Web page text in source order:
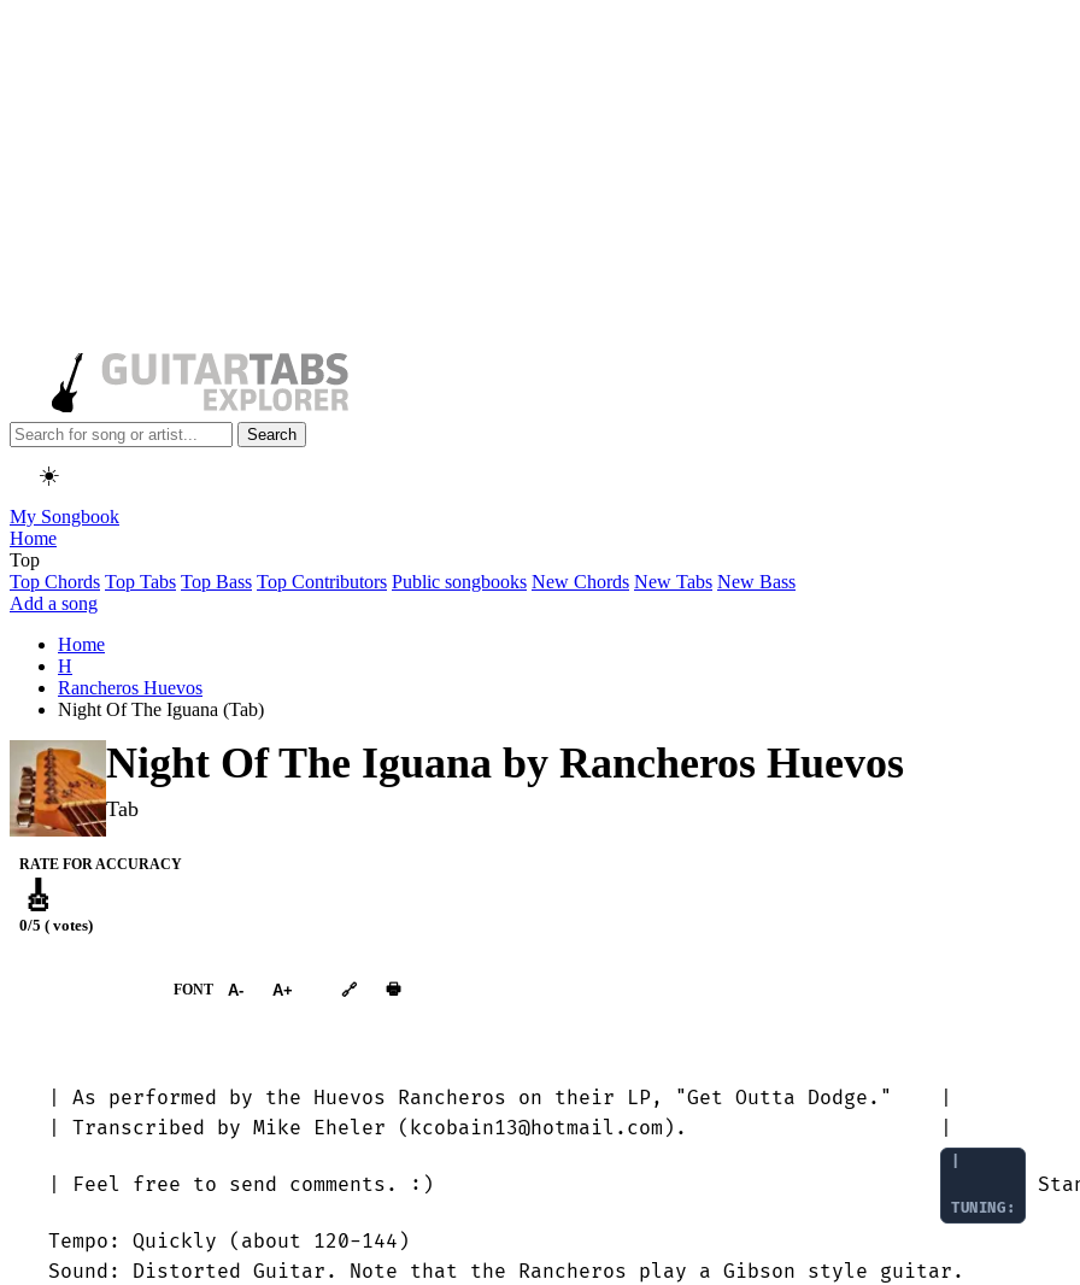
Search
☀️
My Songbook
Home
Top
Top Chords Top Tabs Top Bass Top Contributors Public songbooks New Chords New Tabs New Bass
Add a song
Home
H
Rancheros Huevos
Night Of The Iguana (Tab)
Night Of The Iguana by Rancheros Huevos
Tab
RATE FOR ACCURACY
🎸
0/5 ( votes)
FONT A- A+ 🔗 🖶
| As performed by the Huevos Rancheros on their LP, "Get Outta Dodge."    |
| Transcribed by Mike Eheler (kcobain13@hotmail.com).                     |
| Feel free to send comments. :)
TUNING:
Tempo: Quickly (about 120-144)
Sound: Distorted Guitar. Note that the Rancheros play a Gibson style guitar.